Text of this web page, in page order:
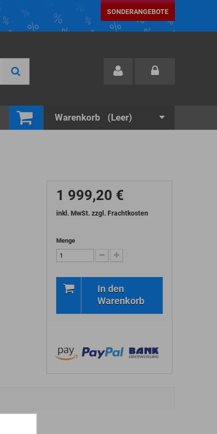
SONDERANGEBOTE
Warenkorb (Leer)
1 999,20 €
inkl. MwSt. zzgl. Frachtkosten
Menge
In den
Warenkorb